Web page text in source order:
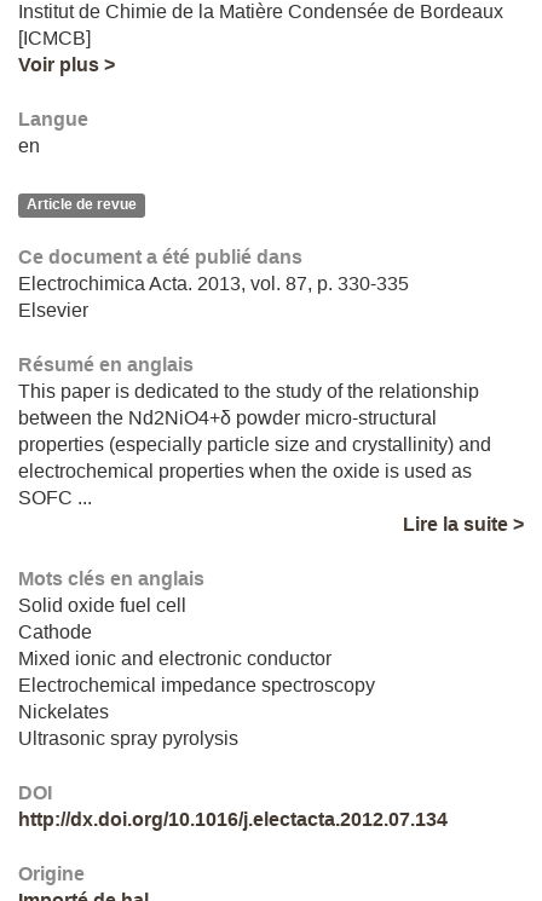
Institut de Chimie de la Matière Condensée de Bordeaux
[ICMCB]
Voir plus >
Langue
en
Article de revue
Ce document a été publié dans
Electrochimica Acta. 2013, vol. 87, p. 330-335
Elsevier
Résumé en anglais
This paper is dedicated to the study of the relationship
between the Nd2NiO4+δ powder micro-structural
properties (especially particle size and crystallinity) and
electrochemical properties when the oxide is used as
SOFC ...
Lire la suite >
Mots clés en anglais
Solid oxide fuel cell
Cathode
Mixed ionic and electronic conductor
Electrochemical impedance spectroscopy
Nickelates
Ultrasonic spray pyrolysis
DOI
http://dx.doi.org/10.1016/j.electacta.2012.07.134
Origine